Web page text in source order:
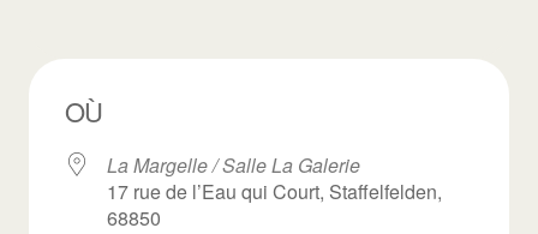
OÙ
La Margelle / Salle La Galerie
17 rue de l’Eau qui Court, Staffelfelden,
68850